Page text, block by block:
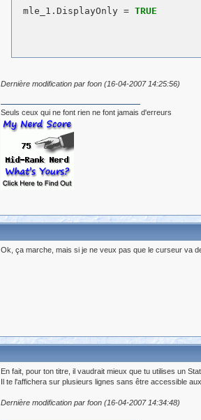
mle_1.DisplayOnly = TRUE
Dernière modification par foon (16-04-2007 14:25:56)
Seuls ceux qui ne font rien ne font jamais d'erreurs
Ok, ça marche, mais si je ne veux pas que le curseur va
En fait, pour ton titre, il vaudrait mieux que tu utilises un
Il te l'affichera sur plusieurs lignes sans être accessible
Dernière modification par foon (16-04-2007 14:34:48)